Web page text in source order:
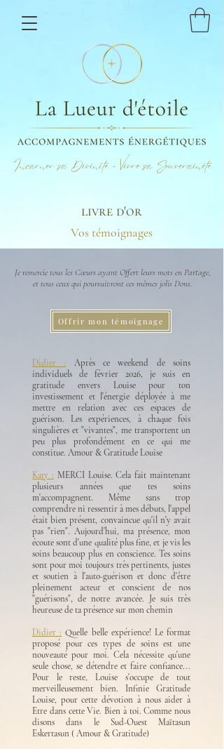
Incarner sa Divinité - Vivre sa Souveraineté
livre d'or
Vos témoignages
Je remercie tous les Cœurs ayant Offert leurs mots en Partage,
et tous ceux qui poursuivront ces mêmes jolis Dons.
Offrir mon témoignage
Didier :
Après ce weekend de soins
individuels de février 2026, je suis en
gratitude envers Louise pour ton
investissement et l'énergie déployée à me
mettre en relation avec ces espaces de
guérison. Les expériences, à chaque fois
singulières et "vivantes", me transportent un
peu plus profondément en ce qui me
constitue. Amour & Gratitude Louise
Katy : MERCI Louise. Cela fait maintenant
plusieurs années que tes soins
m'accompagnent. Même sans trop
comprendre ni ressentir à mes débuts, l'appel
était bien présent, convaincue qu'il n'y avait
pas "rien". Aujourd'hui, ma présence, mon
écoute sont d'une qualité plus fine, et je vis les
soins beaucoup plus en conscience. Tes soins
sont pour moi toujours très pertinents, justes
et soutien à l'auto-guérison et donc d'être
pleinement acteur et conscient de nos
"guérisons", de notre avancée. Je suis très
heureuse de ta présence sur mon chemin
Didier : Quelle belle expérience! Le format
proposé pour ces types de soins est une
nouveauté pour moi. Cela nécessite qu'une
seule chose, se détendre et faire confiance...
Pour le reste, Louise s'occupe de tout
merveilleusement bien. Infinie Gratitude
Louise, pour cette dévotion à nous aider à
Etre dans cette Vie. Bien à toi. Comme nous
disons dans le Sud-Ouest Maïtasun
Eskertasun ( Amour & Gratitude)